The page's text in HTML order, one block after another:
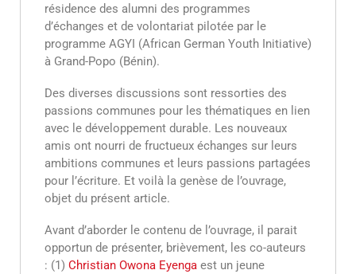
résidence des alumni des programmes
d’échanges et de volontariat pilotée par le
programme AGYI (African German Youth Initiative)
à Grand-Popo (Bénin).
Des diverses discussions sont ressorties des
passions communes pour les thématiques en lien
avec le développement durable. Les nouveaux
amis ont nourri de fructueux échanges sur leurs
ambitions communes et leurs passions partagées
pour l’écriture. Et voilà la genèse de l’ouvrage,
objet du présent article.
Avant d’aborder le contenu de l’ouvrage, il parait
opportun de présenter, brièvement, les co-auteurs
: (1) Christian Owona Eyenga est un jeune